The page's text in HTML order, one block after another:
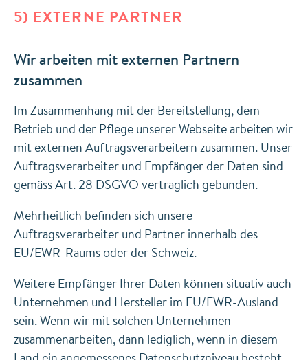
5) EXTERNE PARTNER
Wir arbeiten mit externen Partnern
zusammen
Im Zusammenhang mit der Bereitstellung, dem
Betrieb und der Pflege unserer Webseite arbeiten wir
mit externen Auftragsverarbeitern zusammen. Unser
Auftragsverarbeiter und Empfänger der Daten sind
gemäss Art. 28 DSGVO vertraglich gebunden.
Mehrheitlich befinden sich unsere
Auftragsverarbeiter und Partner innerhalb des
EU/EWR-Raums oder der Schweiz.
Weitere Empfänger Ihrer Daten können situativ auch
Unternehmen und Hersteller im EU/EWR-Ausland
sein. Wenn wir mit solchen Unternehmen
zusammenarbeiten, dann lediglich, wenn in diesem